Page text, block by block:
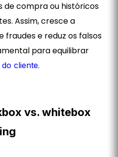
compra ou históricos
Assim, cresce a
e reduz os falsos
para equilibrar
cliente.
vs. whitebox